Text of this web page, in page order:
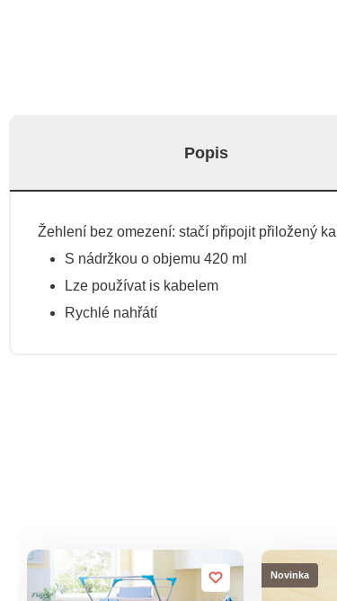
Popis
Žehlení bez omezení: stačí připojit přiložený
S nádržkou o objemu 420 ml
Lze používat is kabelem
Rychlé nahřátí
Novinka